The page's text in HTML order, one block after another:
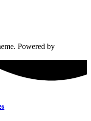
Powered by